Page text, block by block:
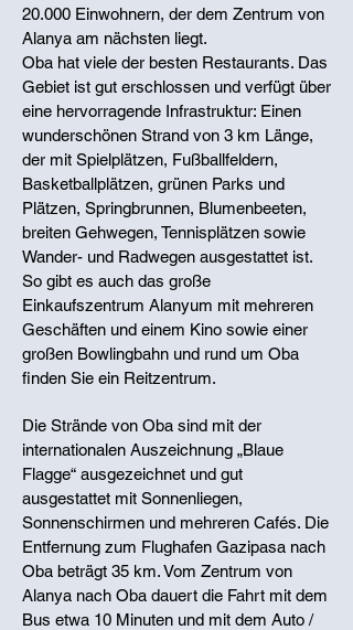
20.000 Einwohnern, der dem Zentrum von
Alanya am nächsten liegt.
Oba hat viele der besten Restaurants. Das
Gebiet ist gut erschlossen und verfügt über
eine hervorragende Infrastruktur: Einen
wunderschönen Strand von 3 km Länge,
der mit Spielplätzen, Fußballfeldern,
Basketballplätzen, grünen Parks und
Plätzen, Springbrunnen, Blumenbeeten,
breiten Gehwegen, Tennisplätzen sowie
Wander- und Radwegen ausgestattet ist.
So gibt es auch das große
Einkaufszentrum Alanyum mit mehreren
Geschäften und einem Kino sowie einer
großen Bowlingbahn und rund um Oba
finden Sie ein Reitzentrum.
Die Strände von Oba sind mit der
internationalen Auszeichnung „Blaue
Flagge“ ausgezeichnet und gut
ausgestattet mit Sonnenliegen,
Sonnenschirmen und mehreren Cafés. Die
Entfernung zum Flughafen Gazipasa nach
Oba beträgt 35 km. Vom Zentrum von
Alanya nach Oba dauert die Fahrt mit dem
Bus etwa 10 Minuten und mit dem Auto /